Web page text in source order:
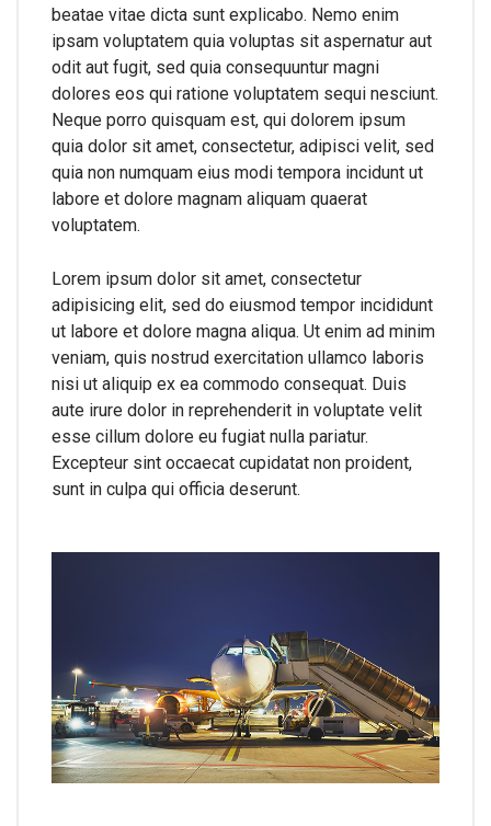
beatae vitae dicta sunt explicabo. Nemo enim
ipsam voluptatem quia voluptas sit aspernatur aut
odit aut fugit, sed quia consequuntur magni
dolores eos qui ratione voluptatem sequi nesciunt.
Neque porro quisquam est, qui dolorem ipsum
quia dolor sit amet, consectetur, adipisci velit, sed
quia non numquam eius modi tempora incidunt ut
labore et dolore magnam aliquam quaerat
voluptatem.
Lorem ipsum dolor sit amet, consectetur
adipisicing elit, sed do eiusmod tempor incididunt
ut labore et dolore magna aliqua. Ut enim ad minim
veniam, quis nostrud exercitation ullamco laboris
nisi ut aliquip ex ea commodo consequat. Duis
aute irure dolor in reprehenderit in voluptate velit
esse cillum dolore eu fugiat nulla pariatur.
Excepteur sint occaecat cupidatat non proident,
sunt in culpa qui officia deserunt.